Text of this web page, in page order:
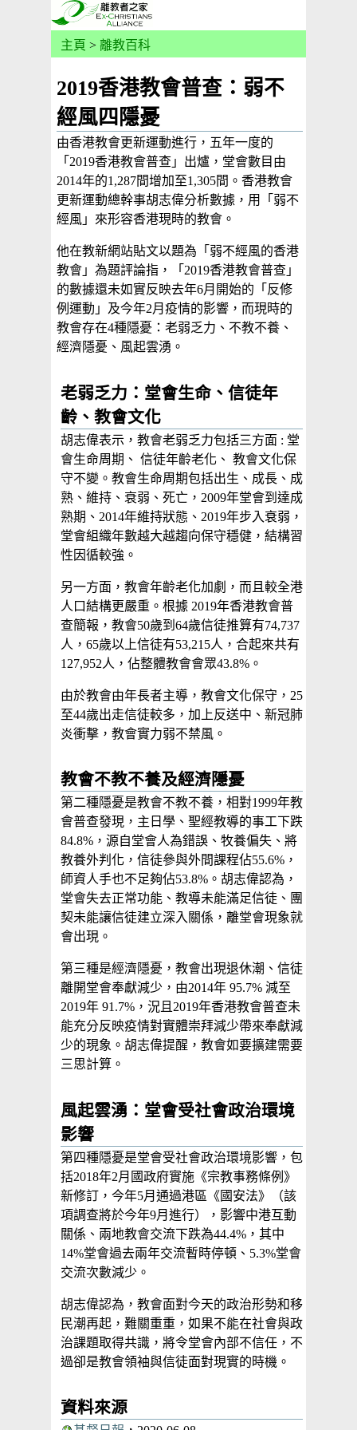
主頁 > 離教百科
2019香港教會普查：弱不
經風四隱憂
由香港教會更新運動進行，五年一度的
「2019香港教會普查」出爐，堂會數目由
2014年的1,287間增加至1,305間。香港教會
更新運動總幹事胡志偉分析數據，用「弱不
經風」來形容香港現時的教會。
他在教新網站貼文以題為「弱不經風的香港
教會」為題評論指，「2019香港教會普查」
的數據還未如實反映去年6月開始的「反修
例運動」及今年2月疫情的影響，而現時的
教會存在4種隱憂：老弱乏力、不教不養、
經濟隱憂、風起雲湧。
老弱乏力：堂會生命、信徒年
齡、教會文化
胡志偉表示，教會老弱乏力包括三方面 : 堂
會生命周期、 信徒年齡老化、 教會文化保
守不變。教會生命周期包括出生、成長、成
熟、維持、衰弱、死亡，2009年堂會到達成
熟期、2014年維持狀態、2019年步入衰弱，
堂會組織年數越大越趨向保守穩健，結構習
性因循較強。
另一方面，教會年齡老化加劇，而且較全港
人口結構更嚴重。根據 2019年香港教會普
查簡報，教會50歲到64歲信徒推算有74,737
人，65歲以上信徒有53,215人，合起來共有
127,952人，佔整體教會會眾43.8%。
由於教會由年長者主導，教會文化保守，25
至44歲出走信徒較多，加上反送中、新冠肺
炎衝擊，教會實力弱不禁風。
教會不教不養及經濟隱憂
第二種隱憂是教會不教不養，相對1999年教
會普查發現，主日學、聖經教導的事工下跌
84.8%，源自堂會人為錯誤、牧養偏失、將
教養外判化，信徒參與外間課程佔55.6%，
師資人手也不足夠佔53.8%。胡志偉認為，
堂會失去正常功能、教導未能滿足信徒、團
契未能讓信徒建立深入關係，離堂會現象就
會出現。
第三種是經濟隱憂，教會出現退休潮、信徒
離開堂會奉獻減少，由2014年 95.7% 減至
2019年 91.7%，況且2019年香港教會普查未
能充分反映疫情對實體崇拜減少帶來奉獻減
少的現象。胡志偉提醒，教會如要擴建需要
三思計算。
風起雲湧：堂會受社會政治環境
影響
第四種隱憂是堂會受社會政治環境影響，包
括2018年2月國政府實施《宗教事務條例》
新修訂，今年5月通過港區《國安法》（該
項調查將於今年9月進行），影響中港互動
關係、兩地教會交流下跌為44.4%，其中
14%堂會過去兩年交流暫時停頓、5.3%堂會
交流次數減少。
胡志偉認為，教會面對今天的政治形勢和移
民潮再起，難關重重，如果不能在社會與政
治課題取得共識，將令堂會內部不信任，不
過卻是教會領袖與信徒面對現實的時機。
資料來源